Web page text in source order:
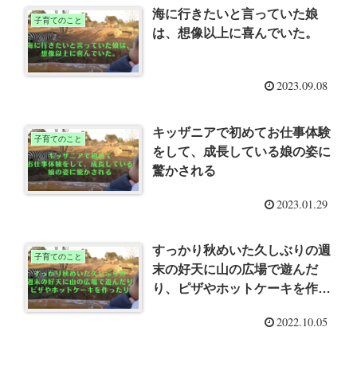
子育てのこと
海に行きたいと言っていた娘
は、想像以上に喜んでいた。
2023.09.08
子育てのこと
キッザニアで初めてお仕事体験
をして、成長している娘の姿に
驚かされる
2023.01.29
子育てのこと
すっかり秋めいた久しぶりの週
末の好天に山の広場で遊んだ
り、ピザやホットケーキを作っ
2022.10.05